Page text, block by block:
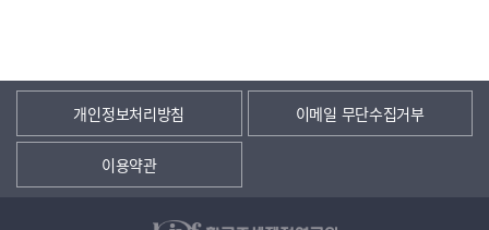
개인정보처리방침 이메일 무단수집거부
이용약관